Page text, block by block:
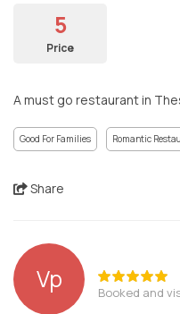
5
Price
A must go restaurant in
Good For Families Romantic
Share
Vp Booked and